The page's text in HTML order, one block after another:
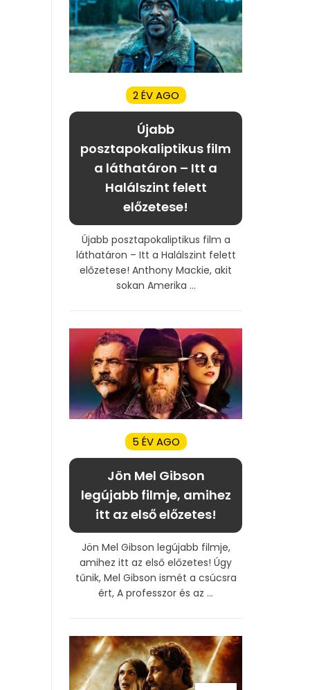
2 ÉV AGO
Újabb
posztapokaliptikus film
a láthatáron – Itt a
Halálszint felett
előzetese!
Újabb posztapokaliptikus film a
láthatáron – Itt a Halálszint felett
előzetese! Anthony Mackie, akit
sokan Amerika ...
5 ÉV AGO
Jön Mel Gibson
legújabb filmje, amihez
itt az első előzetes!
Jön Mel Gibson legújabb filmje,
amihez itt az első előzetes! Úgy
tűnik, Mel Gibson ismét a csúcsra
ért, A professzor és az ...